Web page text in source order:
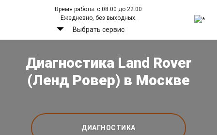
Время работы: с 08:00 до 22:00
Ежедневно, без выходных.
Выбрать сервис
Диагностика Land Rover
(Ленд Ровер) в Москве
ДИАГНОСТИКА